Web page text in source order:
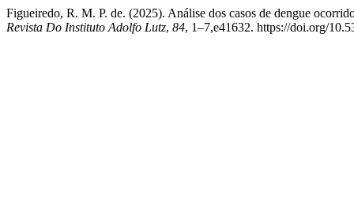
Figueiredo, R. M. P. de. (2025). Análise dos casos de dengue
Revista Do Instituto Adolfo Lutz, 84, 1–7,e41632. https://doi.org/